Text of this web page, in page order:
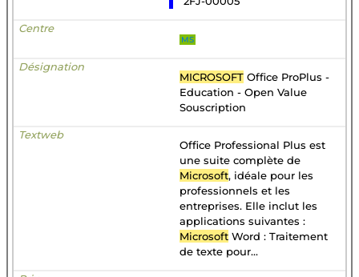
MS
MICROSOFT Office ProPlus -
Education - Open Value
Souscription
Office Professional Plus est
une suite complète de
Microsoft, idéale pour les
professionnels et les
entreprises. Elle inclut les
applications suivantes :
Microsoft Word : Traitement
de texte pour...